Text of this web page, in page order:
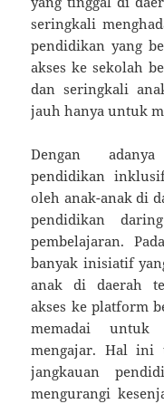
seringkali
pendidikan yang
akses ke sekolah
dan seringkali
jauh hanya untuk
Dengan
pendidikan
oleh anak-anak di
pendidikan
pembelajaran.
banyak inisiatif
anak di daerah
akses ke platform
memadai untuk
mengajar. Hal ini
jangkauan
mengurangi